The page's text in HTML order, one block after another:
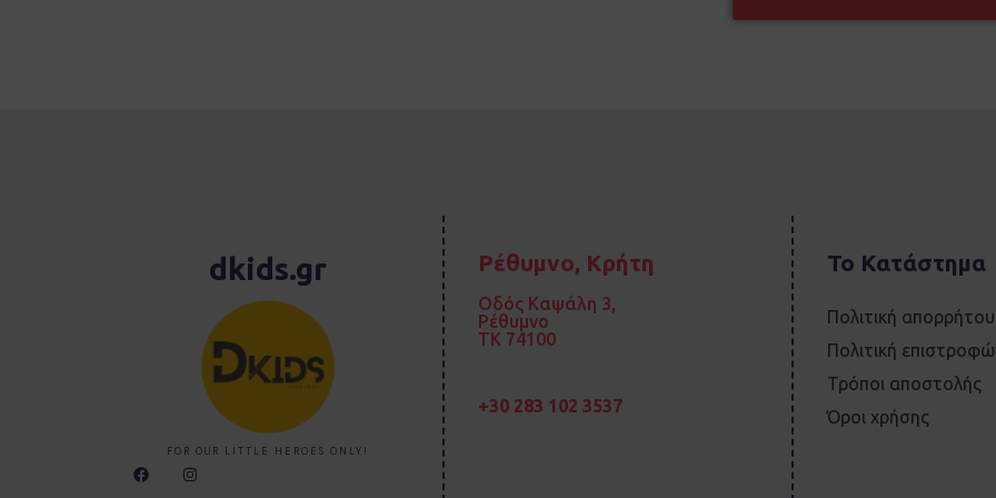
dkids.gr
FOR OUR LITTLE HEROES ONLY!
F
a
I
n
Ρέθυμνο, Κρήτη
Οδός Καψάλη 3,
Ρέθυμνο
TK 74100
+30 283 102 3537
Το Κατάστημα
Πολιτική απορρήτου
Πολιτική
Τρόποι αποστολής
Όροι χρήσης